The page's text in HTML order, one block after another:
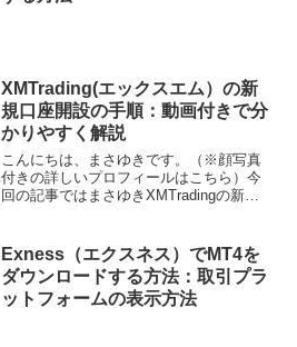
XMTrading(エックスエム）の新
規口座開設の手順：動画付きで分
かりやすく解説
こんにちは、まさゆきです。（※顔写真
付きの詳しいプロフィールはこちら）今
回の記事ではまさゆきXMTradingの新規
という話しについてです。XMTradingは
日本国内...
Exness（エクスネス）でMT4を
ダウンロードする方法：取引プラ
ットフォームの表示方法